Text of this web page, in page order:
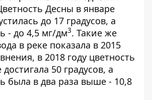
Десны в январе
до 17 градусов, а
- до 4,5 мг/дм3. Такие же
в реке показала в 2015
в 2018 году цветность
50 градусов, а
была в два раза выше - 10,8